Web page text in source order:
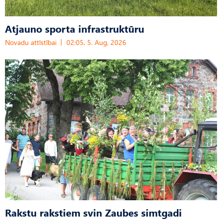
Atjauno sporta infrastruktūru
Novadu attīstībai 02:05, 5. Aug, 2026
Rakstu rakstiem svin Zaubes simtgadi